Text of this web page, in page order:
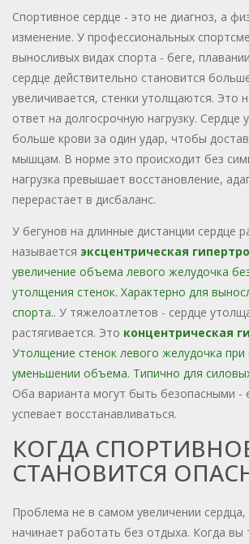
Спортивное сердце - это не диагноз, а
изменение. У профессиональных
выносливых видах спорта - беге,
сердце действительно становится
увеличивается, стенки утолщаются. Это
ответ на долгосрочную нагрузку. Сердце
больше крови за один удар, чтобы
мышцам. В норме это происходит без
нагрузка превышает восстановление,
перерастает в дисбаланс.
У бегунов на длинные дистанции сердце
называется эксцентрическая
увеличение объема левого желудочка
утолщения стенок. Характерно для
спорта.. У тяжелоатлетов - сердце
растягивается. Это концентрическая
Утолщение стенок левого желудочка при
уменьшении объема. Типично для
Оба варианта могут быть безопасными -
успевает восстанавливаться.
КОГДА
СТАНОВИТСЯ
Проблема не в самом увеличении
начинает работать без отдыха. Когда вы